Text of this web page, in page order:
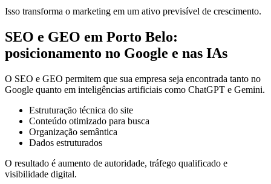
Isso transforma o marketing em um ativo previsível de crescimento.
SEO e GEO em Porto Belo:
posicionamento no Google e nas IAs
O SEO e GEO permitem que sua empresa seja encontrada tanto no
Google quanto em inteligências artificiais como ChatGPT e Gemini.
Estruturação técnica do site
Conteúdo otimizado para busca
Organização semântica
Dados estruturados
O resultado é aumento de autoridade, tráfego qualificado e
visibilidade digital.